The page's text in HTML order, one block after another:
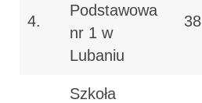
4.
Podstawowa
nr 1 w
Lubaniu
38
Szkoła